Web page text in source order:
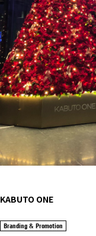
KABUTO ONE
Branding & Promotion